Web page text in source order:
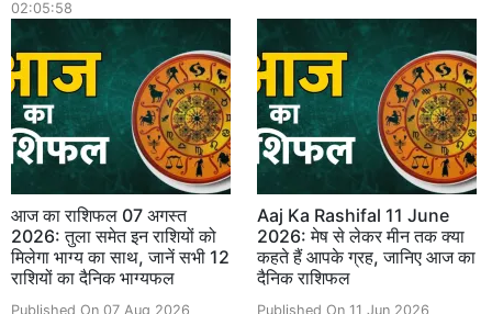
02:05:58
आज का राशिफल 07 अगस्त
2026: तुला समेत इन राशियों को
मिलेगा भाग्य का साथ, जानें सभी 12
राशियों का दैनिक भाग्यफल
Published On 07 Aug 2026
Aaj Ka Rashifal 11 June
2026: मेष से लेकर मीन तक क्या
कहते हैं आपके ग्रह, जानिए आज का
दैनिक राशिफल
Published On 11 Jun 2026